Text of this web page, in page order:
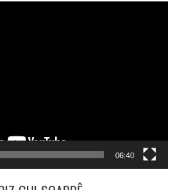
06:40